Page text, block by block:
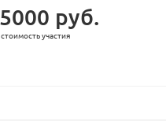
5000 руб.
стоимость участия